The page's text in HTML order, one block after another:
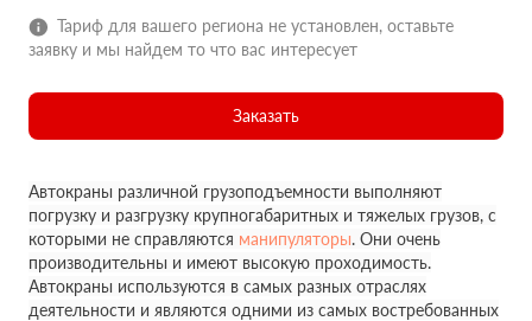
Тариф для вашего региона не установлен, оставьте
заявку и мы найдем то что вас интересует
Заказать
Автокраны различной грузоподъемности выполняют
погрузку и разгрузку крупногабаритных и тяжелых грузов, с
которыми не справляются манипуляторы. Они очень
производительны и имеют высокую проходимость.
Автокраны используются в самых разных отраслях
деятельности и являются одними из самых востребованных